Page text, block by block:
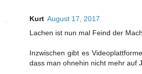
Kurt August 17, 2017
Lachen ist nun mal Feind der
Inzwischen gibt es
dass man ohnehin nicht mehr auf